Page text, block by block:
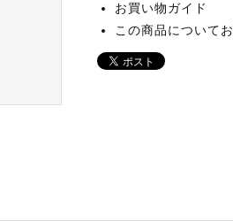
お買い物ガイド
この商品について